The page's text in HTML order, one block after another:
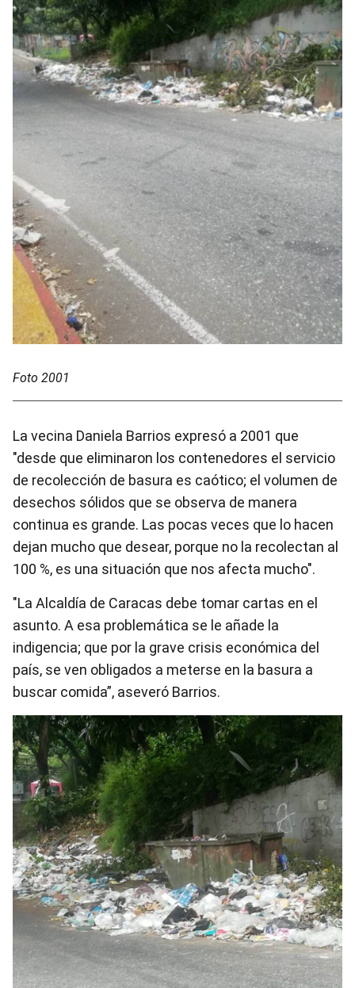
Foto 2001
La vecina Daniela Barrios expresó a 2001 que
"desde que eliminaron los contenedores el servicio
de recolección de basura es caótico; el volumen de
desechos sólidos que se observa de manera
continua es grande. Las pocas veces que lo hacen
dejan mucho que desear, porque no la recolectan al
100 %, es una situación que nos afecta mucho".
"La Alcaldía de Caracas debe tomar cartas en el
asunto. A esa problemática se le añade la
indigencia; que por la grave crisis económica del
país, se ven obligados a meterse en la basura a
buscar comida”, aseveró Barrios.